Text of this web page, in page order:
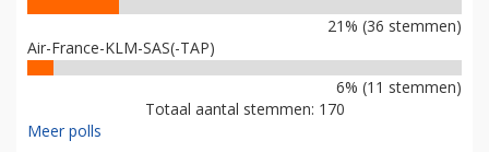
21% (36 stemmen)
Air-France-KLM-SAS(-TAP)
6% (11 stemmen)
Totaal aantal stemmen: 170
Meer polls